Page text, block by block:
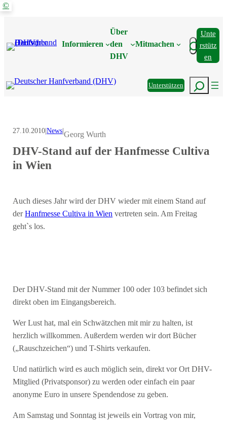
Zum
Informieren
Über
den
DHV
Mitmachen Suchen
Unte
Rstütz
En
UnterstützenSuchen
©
27.10.2010|News|Georg Wurth
DHV-Stand auf der Hanfmesse Cultiva
in Wien
Auch dieses Jahr wird der DHV wieder mit einem Stand auf
derHanfmesse Cultiva in Wien vertreten sein. Am Freitag
geht`s los.
Der DHV-Stand mit der Nummer 100 oder 103 befindet sich
direkt oben im Eingangsbereich.
Wer Lust hat, mal ein Schwätzchen mit mir zu halten, ist
herzlich willkommen. Außerdem werden wir dort Bücher
(„Rauschzeichen“) und T-Shirts verkaufen.
Und natürlich wird es auch möglich sein, direkt vor Ort DHV-
Mitglied (Privatsponsor) zu werden oder einfach ein paar
anonyme Euro in unsere Spendendose zu geben.
Am Samstag und Sonntag ist jeweils ein Vortrag von mir,